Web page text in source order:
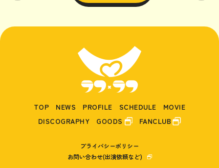
TOP NEWS PROFILE SCHEDULE
MOVIE
DISCOGRAPHY
GOODS FANCLUB
プライバシーポリシー
お問い合わせ(出演依頼など)